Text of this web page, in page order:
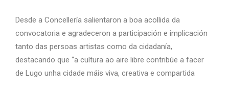
Desde a Concellería salientaron a boa acollida da
convocatoria e agradeceron a participación e implicación
tanto das persoas artistas como da cidadanía,
destacando que “a cultura ao aire libre contribúe a facer
de Lugo unha cidade máis viva, creativa e compartida